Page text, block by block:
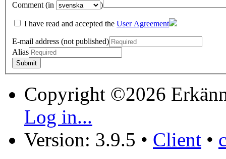
Comment (in )
I have read and accepted the User Agreement
E-mail address (not published)
Alias
Copyright ©2026
Log in...
Version: 3.9.5 • Client •